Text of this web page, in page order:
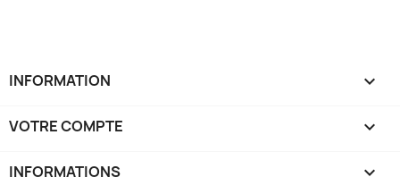
INFORMATION 
VOTRE COMPTE 
INFORMATIONS keyboard_arrow_down